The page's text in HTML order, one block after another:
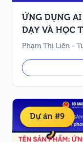
ỨNG DỤNG
DẠY VÀ HỌC
TẠI TUYÊN
Phạm Thị Liên -
Dự án #9